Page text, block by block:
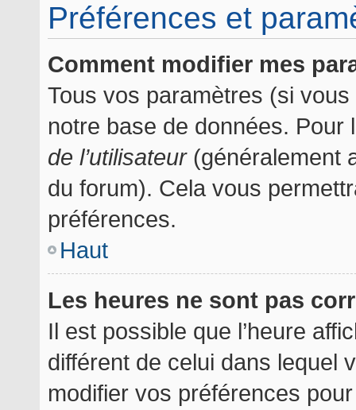
Préférences et
Comment modifier mes
Tous vos paramètres (si
notre base de données.
de l’utilisateur(généralement
du forum). Cela vous
préférences.
Haut
Les heures ne sont pas
Il est possible que l’heure
différent de celui dans lequel
modifier vos préférences